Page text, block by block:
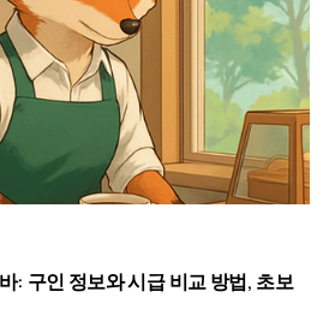
: 구인 정보와 시급 비교 방법, 초보